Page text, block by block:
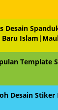
Desain
Baru
Template
Desain